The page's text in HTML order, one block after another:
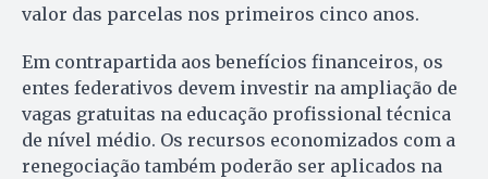
valor das parcelas nos primeiros cinco anos.
Em contrapartida aos benefícios financeiros, os
entes federativos devem investir na ampliação de
vagas gratuitas na educação profissional técnica
de nível médio. Os recursos economizados com a
renegociação também poderão ser aplicados na